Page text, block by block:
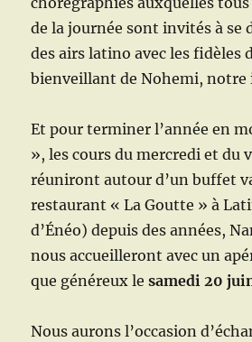
de la journée sont invités à se
des airs latino avec les fidèles
bienveillant de Nohemi, notre
Et pour terminer l’année en
», les cours du mercredi et du
réuniront autour d’un buffet
restaurant « La Goutte » à
d’Énéo) depuis des années,
nous accueilleront avec un
que généreux lesamedi 20
Nous aurons l’occasion